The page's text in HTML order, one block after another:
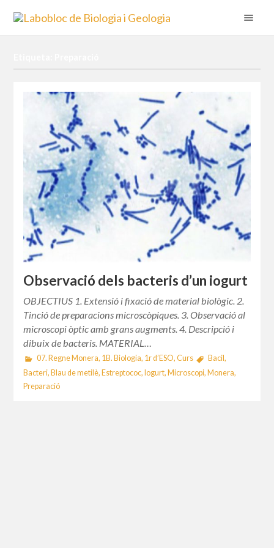
Observació dels bacteris d’un iogurt
OBJECTIUS 1. Extensió i fixació de material biològic. 2.
Tinció de preparacions microscòpiques. 3. Observació al
microscopi òptic amb grans augments. 4. Descripció i
dibuix de bacteris. MATERIAL…
07. Regne Monera, 1B. Biologia, 1r d’ESO, Curs Bacil ,
Bacteri,Blau de metilè,Estreptococ,Iogurt,Microscopi,Monera,
Preparació